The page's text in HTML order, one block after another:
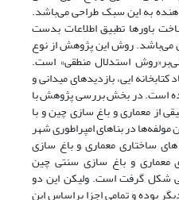
به این سبک طراحی می‌باشد.
باورها تطبیق اطلاعات بدست
می‌باشد. روش این پژوهش از نوع
استدلال منطقی‌»‌ است.
ایی، بازدید‌های میدانی و
است. در بخش بررسی پژوهش با
از معماری و باغ سازی چین و با
در بناهای امپراطوری شهر
ساختاری معماری و باغ سازی
و باغ سازی سنتی چین
شکل گرفت است. ولیکن این دو
بوده و تمامی اجزا بر‌اساس این